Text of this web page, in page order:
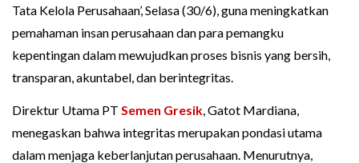
Tata Kelola Perusahaan’, Selasa (30/6), guna meningkatkan
pemahaman insan perusahaan dan para pemangku
kepentingan dalam mewujudkan proses bisnis yang bersih,
transparan, akuntabel, dan berintegritas.
Direktur Utama PT Semen Gresik, Gatot Mardiana,
menegaskan bahwa integritas merupakan pondasi utama
dalam menjaga keberlanjutan perusahaan. Menurutnya,